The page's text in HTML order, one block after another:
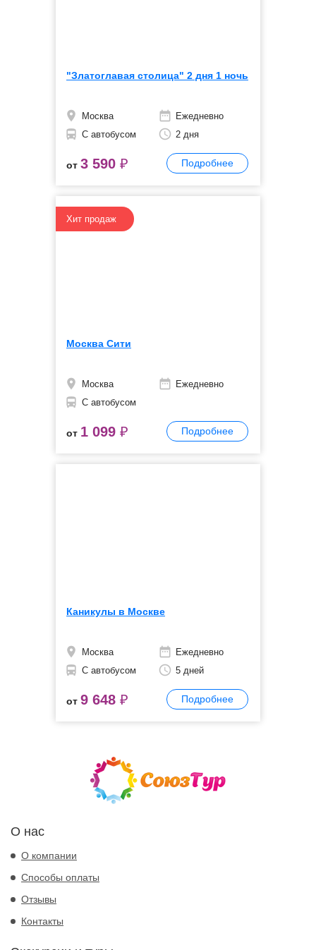
"Златоглавая столица" 2 дня 1 ночь
Москва
Ежедневно
С автобусом
2 дня
Подробнее
от 3 590 ₽
Москва Сити
Москва
Ежедневно
С автобусом
Подробнее
от 1 099 ₽
Хит продаж
Каникулы в Москве
Москва
Ежедневно
С автобусом
5 дней
Подробнее
от 9 648 ₽
О нас
О компании
Способы оплаты
Отзывы
Контакты